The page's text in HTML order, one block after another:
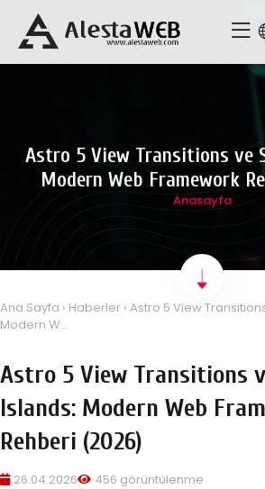
Astro 5 View Transitions ve
Modern Web Framework
Anasayfa
Ana Sayfa › Haberler › Astro 5 View
Modern W...
Astro 5 View Transitions
Islands: Modern Web
Rehberi (2026)
26.04.2026 456 görüntülenme